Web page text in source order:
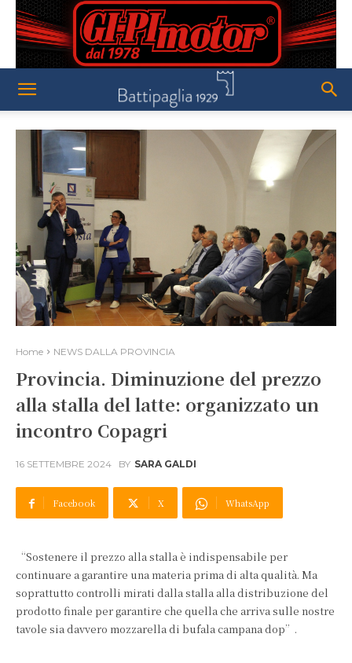
Home NEWS DALLA PROVINCIA
Provincia. Diminuzione del prezzo
alla stalla del latte: organizzato un
incontro Copagri
16 SETTEMBRE 2024 BY SARA GALDI
Facebook X WhatsApp
“Sostenere il prezzo alla stalla è indispensabile per
continuare a garantire una materia prima di alta qualità. Ma
soprattutto controlli mirati dalla stalla alla distribuzione del
prodotto finale per garantire che quella che arriva sulle nostre
tavole sia davvero mozzarella di bufala campana dop”.